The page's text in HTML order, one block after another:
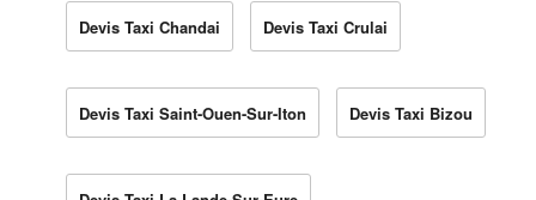
Devis Taxi Chandai Devis Taxi Crulai
Devis Taxi Saint-Ouen-Sur-Iton Devis Taxi Bizou